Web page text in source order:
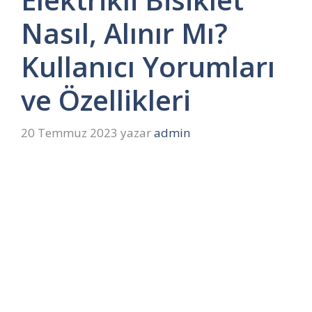
Nasıl, Alınır Mı?
Kullanıcı Yorumları
ve Özellikleri
20 Temmuz 2023 yazaradmin